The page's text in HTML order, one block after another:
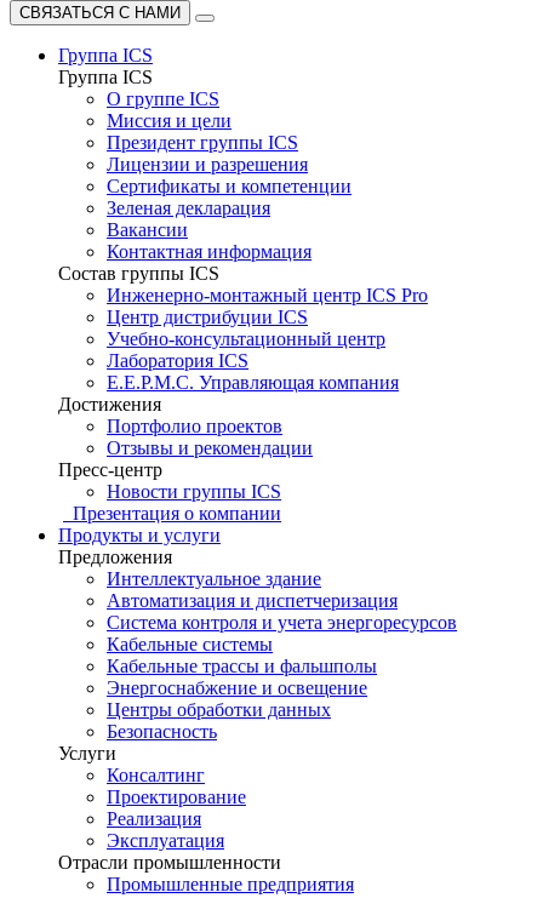
СВЯЗАТЬСЯ С НАМИ
Группа ICS
Группа ICS
О группе ICS
Миссия и цели
Президент группы ICS
Лицензии и разрешения
Сертификаты и компетенции
Зеленая декларация
Вакансии
Контактная информация
Состав группы ICS
Инженерно-монтажный центр ICS Pro
Центр дистрибуции ICS
Учебно-консультационный центр
Лаборатория ICS
E.E.P.M.C. Управляющая компания
Достижения
Портфолио проектов
Отзывы и рекомендации
Пресс-центр
Новости группы ICS
Презентация о компании
Продукты и услуги
Предложения
Интеллектуальное здание
Автоматизация и диспетчеризация
Система контроля и учета энергоресурсов
Кабельные системы
Кабельные трассы и фальшполы
Энергоснабжение и освещение
Центры обработки данных
Безопасность
Услуги
Консалтинг
Проектирование
Реализация
Эксплуатация
Отрасли промышленности
Промышленные предприятия